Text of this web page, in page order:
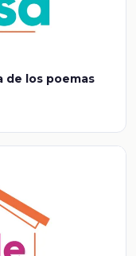
de los poemas